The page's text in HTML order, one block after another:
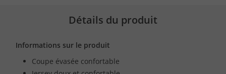
Détails du produit
Informations sur le produit
Coupe évasée confortable